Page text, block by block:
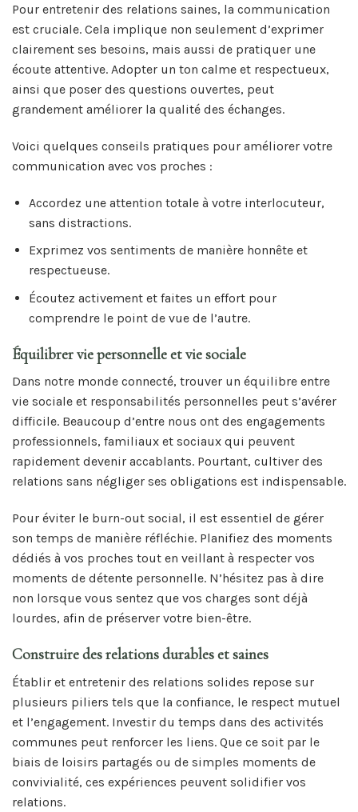
Pour entretenir des relations saines, la communication
est cruciale. Cela implique non seulement d’exprimer
clairement ses besoins, mais aussi de pratiquer une
écoute attentive. Adopter un ton calme et respectueux,
ainsi que poser des questions ouvertes, peut
grandement améliorer la qualité des échanges.
Voici quelques conseils pratiques pour améliorer votre
communication avec vos proches :
Accordez une attention totale à votre interlocuteur,
sans distractions.
Exprimez vos sentiments de manière honnête et
respectueuse.
Écoutez activement et faites un effort pour
comprendre le point de vue de l’autre.
Équilibrer vie personnelle et vie sociale
Dans notre monde connecté, trouver un équilibre entre
vie sociale et responsabilités personnelles peut s’avérer
difficile. Beaucoup d’entre nous ont des engagements
professionnels, familiaux et sociaux qui peuvent
rapidement devenir accablants. Pourtant, cultiver des
relations sans négliger ses obligations est indispensable.
Pour éviter le burn-out social, il est essentiel de gérer
son temps de manière réfléchie. Planifiez des moments
dédiés à vos proches tout en veillant à respecter vos
moments de détente personnelle. N’hésitez pas à dire
non lorsque vous sentez que vos charges sont déjà
lourdes, afin de préserver votre bien-être.
Construire des relations durables et saines
Établir et entretenir des relations solides repose sur
plusieurs piliers tels que la confiance, le respect mutuel
et l’engagement. Investir du temps dans des activités
communes peut renforcer les liens. Que ce soit par le
biais de loisirs partagés ou de simples moments de
convivialité, ces expériences peuvent solidifier vos
relations.